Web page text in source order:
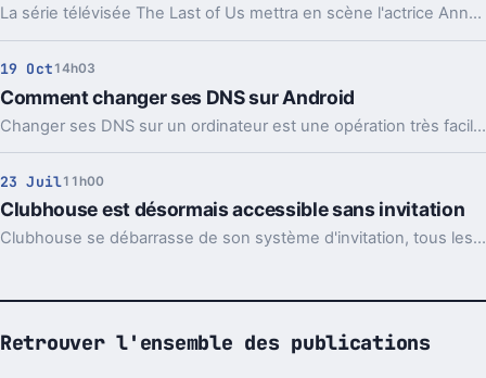
La série télévisée The Last of Us mettra en scène l'actrice Anna Torv avec d'autres noms de l'industrie du cinéma.
19 Oct 14h03
Comment changer ses DNS sur Android
Changer ses DNS sur un ordinateur est une opération très facile. Elle l'est aussi sur un smartphone Android. Voici comment faire.
23 Juil11h00
Clubhouse est désormais accessible sans invitation
Clubhouse se débarrasse de son système d'invitation, tous les intéressés peuvent désormais s'inscrire sur la plate-forme
Retrouver l'ensemble des publications